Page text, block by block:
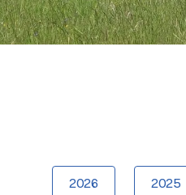
2026 2025